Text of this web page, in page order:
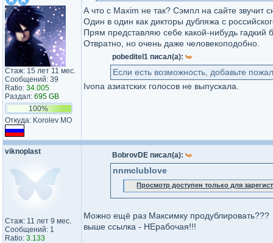
Стаж: 15 лет 11 мес.
Сообщений: 39
Ratio: 34.005
Раздал: 695 GB
100%
Откуда: Korolev MO
А что с Maxim не так? Сэмпл на сайте звучит
Один в один как дикторы дубляжа с
Прям представляю себе какой-нибудь гадкий
Отвратно, но очень даже человекоподобно.
pobeditel1 писал(а):
Если есть возможность, добавьте
Ivona азиатских голосов не выпускала.
viknoplast
Стаж: 11 лет 9 мес.
Сообщений: 1
Ratio: 3.133
BobrovDE писал(а):
nnmclublove
Просмотр доступен только для
Можно ещё раз Максимку продублировать???
выше ссылка - НЕрабочая!!!